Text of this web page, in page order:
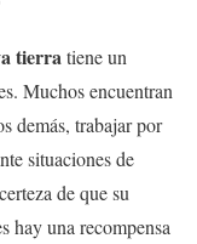
tierratiene un
Muchos encuentran
demás, trabajar por
situaciones de
de que su
hay una recompensa